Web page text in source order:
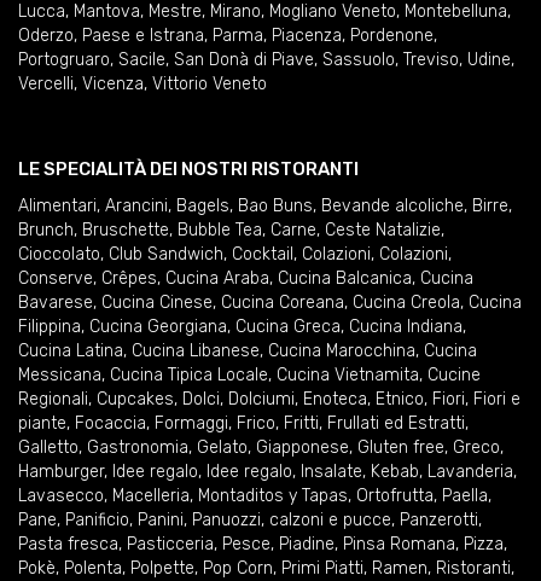
Lucca, Mantova, Mestre, Mirano, Mogliano Veneto, Montebelluna,
Oderzo, Paese e Istrana, Parma, Piacenza, Pordenone,
Portogruaro, Sacile, San Donà di Piave, Sassuolo, Treviso, Udine,
Vercelli, Vicenza, Vittorio Veneto
LE SPECIALITÀ DEI NOSTRI RISTORANTI
Alimentari, Arancini, Bagels, Bao Buns, Bevande alcoliche, Birre,
Brunch, Bruschette, Bubble Tea, Carne, Ceste Natalizie,
Cioccolato, Club Sandwich, Cocktail , Colazioni, Colazioni,
Conserve, Crêpes, Cucina Araba, Cucina Balcanica, Cucina
Bavarese, Cucina Cinese, Cucina Coreana, Cucina Creola, Cucina
Filippina, Cucina Georgiana, Cucina Greca, Cucina Indiana,
Cucina Latina, Cucina Libanese, Cucina Marocchina, Cucina
Messicana, Cucina Tipica Locale, Cucina Vietnamita, Cucine
Regionali, Cupcakes, Dolci, Dolciumi, Enoteca, Etnico, Fiori, Fiori e
piante, Focaccia, Formaggi, Frico, Fritti, Frullati ed Estratti,
Galletto, Gastronomia, Gelato, Giapponese, Gluten free, Greco,
Hamburger, Idee regalo, Idee regalo, Insalate, Kebab, Lavanderia,
Lavasecco, Macelleria, Montaditos y Tapas, Ortofrutta, Paella,
Pane, Panificio, Panini, Panuozzi, calzoni e pucce, Panzerotti,
Pasta fresca, Pasticceria, Pesce, Piadine, Pinsa Romana, Pizza,
Pokè, Polenta, Polpette, Pop Corn, Primi Piatti, Ramen, Ristoranti,